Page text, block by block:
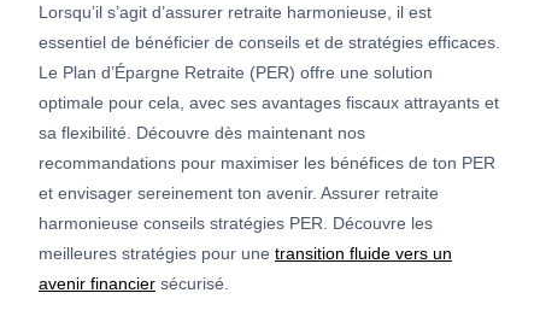
Lorsqu’il s’agit d’assurer retraite harmonieuse, il est
essentiel de bénéficier de conseils et de stratégies efficaces.
Le Plan d’Épargne Retraite (PER) offre une solution
optimale pour cela, avec ses avantages fiscaux attrayants et
sa flexibilité. Découvre dès maintenant nos
recommandations pour maximiser les bénéfices de ton PER
et envisager sereinement ton avenir. Assurer retraite
harmonieuse conseils stratégies PER. Découvre les
meilleures stratégies pour une transition fluide vers un
avenir financier sécurisé.